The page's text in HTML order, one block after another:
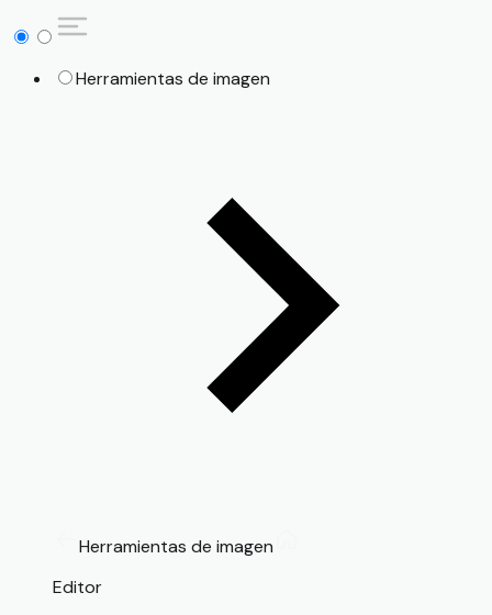
Herramientas de imagen
Herramientas de imagen
Editor